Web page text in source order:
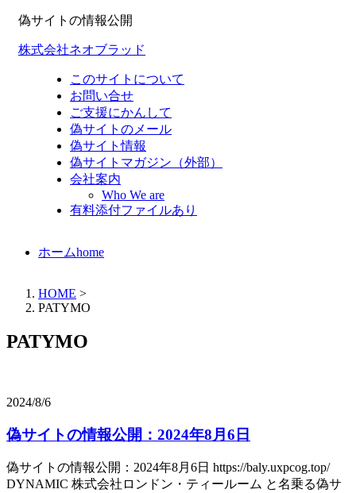
偽サイトの情報公開
株式会社ネオブラッド
このサイトについて
お問い合せ
ご支援にかんして
偽サイトのメール
偽サイト情報
偽サイトマガジン（外部）
会社案内
Who We are
有料添付ファイルあり
ホームhome
HOME >
PATYMO
PATYMO
2024/8/6
偽サイトの情報公開：2024年8月6日
偽サイトの情報公開：2024年8月6日 https://baly.uxpcog.top/
DYNAMIC 株式会社ロンドン・ティールーム と名乗る偽サ